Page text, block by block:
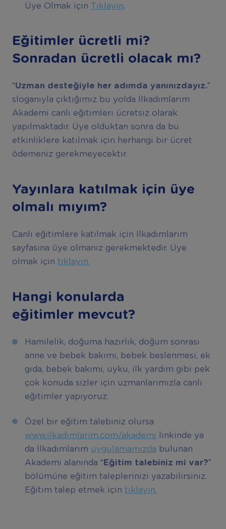
Üye Olmak için Tıklayın.
Eğitimler ücretli mi?
Sonradan ücretli olacak mı?
“Uzman desteğiyle her adımda yanınızdayız.”
sloganıyla çıktığımız bu yolda İlkadımlarım
Akademi canlı eğitimleri ücretsiz olarak
yapılmaktadır. Üye olduktan sonra da bu
etkinliklere katılmak için herhangi bir ücret
ödemeniz gerekmeyecektir.
Yayınlara katılmak için üye
olmalı mıyım?
Canlı eğitimlere katılmak için İlkadımlarım
sayfasına üye olmanız gerekmektedir. Üye
olmak için tıklayın.
Hangi konularda
eğitimler mevcut?
Hamilelik, doğuma hazırlık, doğum sonrası
anne ve bebek bakımı, bebek beslenmesi, ek
gıda, bebek bakımı, uyku, ilk yardım gibi pek
çok konuda sizler için uzmanlarımızla canlı
eğitimler yapıyoruz.
Özel bir eğitim talebiniz olursa
www.ilkadimlarim.com/akademi
linkinde ya
da İlkadımlarım uygulamamızda bulunan
Akademi alanında “Eğitim talebiniz mi var?”
bölümüne eğitim taleplerinizi yazabilirsiniz.
Eğitim talep etmek için tıklayın.